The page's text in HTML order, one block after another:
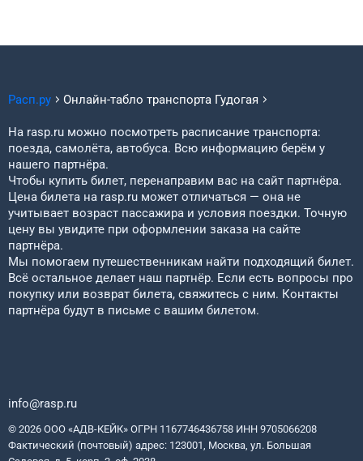
Расп.ру Онлайн-табло транспорта Гудогая
На rasp.ru можно посмотреть расписание транспорта:
поезда, самолёта, автобуса. Всю информацию берём у
нашего партнёра.
Чтобы купить билет, перенаправим вас на сайт партнёра.
Цена билета на rasp.ru может отличаться — она не
учитывает возраст пассажира и условия поездки. Точную
цену вы увидите при оформлении заказа на сайте
партнёра.
Мы помогаем путешественникам найти подходящий билет.
Всё остальное делает наш партнёр. Если есть вопросы про
покупку или возврат билета, свяжитесь с ним. Контакты
партнёра будут в письме с вашим билетом.
info@rasp.ru
© 2026 ООО «АДВ-КЕЙК» ОГРН 1167746436758 ИНН 9705066208
Фактический (почтовый) адрес: 123001, Москва, ул. Большая